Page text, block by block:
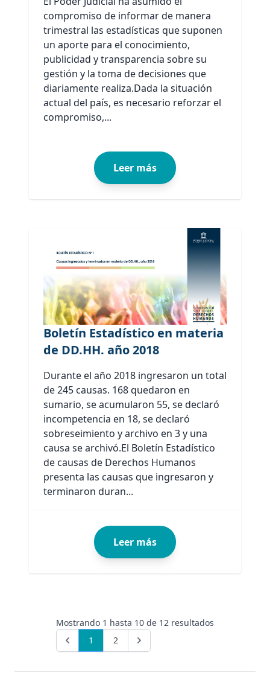
compromiso de informar de manera
trimestral las estadísticas que suponen
un aporte para el conocimiento,
publicidad y transparencia sobre su
gestión y la toma de decisiones que
diariamente realiza.Dada la situación
actual del país, es necesario reforzar el
compromiso,...
Leer más
Boletín Estadístico en materia
de DD.HH. año 2018
Durante el año 2018 ingresaron un total
de 245 causas. 168 quedaron en
sumario, se acumularon 55, se declaró
incompetencia en 18, se declaró
sobreseimiento y archivo en 3 y una
causa se archivó.El Boletín Estadístico
de causas de Derechos Humanos
presenta las causas que ingresaron y
terminaron duran...
Leer más
Mostrando 1 hasta 10 de 12 resultados
1
2